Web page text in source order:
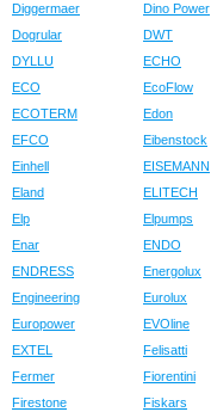
Diggermaer
Dino Power
Dogrular
DWT
DYLLU
ECHO
ECO
EcoFlow
ECOTERM
Edon
EFCO
Eibenstock
Einhell
EISEMANN
Eland
ELITECH
Elp
Elpumps
Enar
ENDO
ENDRESS
Energolux
Engineering
Eurolux
Europower
EVOline
EXTEL
Felisatti
Fermer
Fiorentini
Firestone
Fiskars